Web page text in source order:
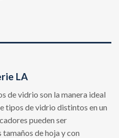
LA
de vidrio son la manera ideal
tipos de vidrio distintos en un
pueden ser
de hoja y con